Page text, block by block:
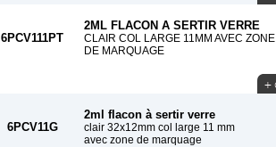
6PCV111PT
2ML FLACON A SERTIR VERRE
CLAIR COL LARGE 11MM AVEC ZONE
DE MARQUAGE
6PCV11G
2ml flacon à sertir verre
clair 32x12mm col large 11 mm
avec zone de marquage